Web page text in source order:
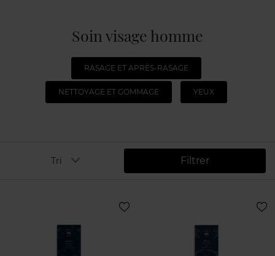
Soin visage homme
RASAGE ET APRÈS-RASAGE
NETTOYAGE ET GOMMAGE YEUX
Filtrer
Tri